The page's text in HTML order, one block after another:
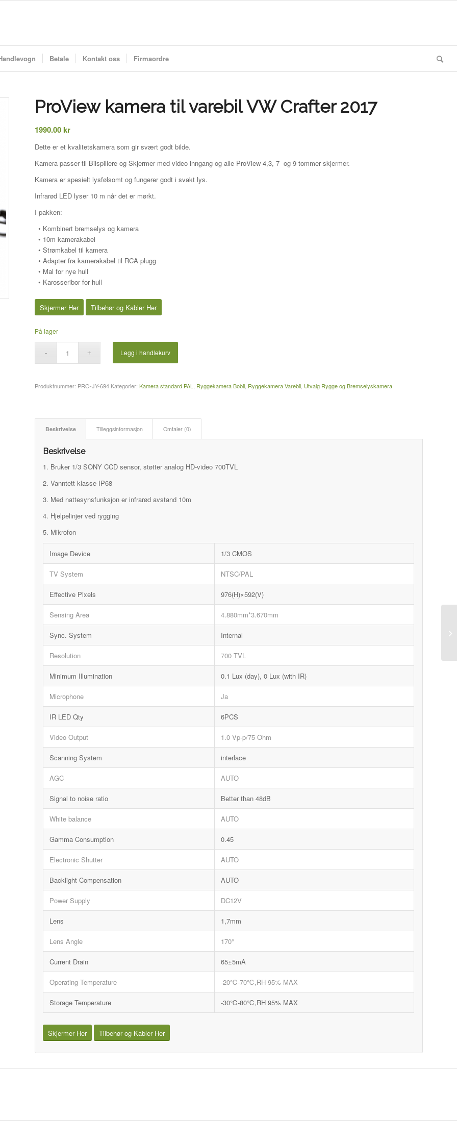
Betale Kontakt oss Firmaordre
ProView kamera til varebil VW Crafter 2017
1990.00kr
Dette er et kvalitetskamera som gir svært godt bilde.
Kamera passer til Bilspillere og Skjermer med video inngang og alle ProView 4,3, 7 og 9 tommer skjermer.
Kamera er spesielt lysfølsomt og fungerer godt i svakt lys.
Infrarød LED lyser 10 m når det er mørkt.
I pakken:
• Kombinert bremselys og kamera
• 10m kamerakabel
• Strømkabel til kamera
• Adapter fra kamerakabel til RCA plugg
• Mal for nye hull
• Karosseribor for hull
Skjermer Her Tilbehør og Kabler Her
På lager
Legg i handlekurv
Produktnummer: PRO-JY-694 Kategorier:Kamera standard PAL Ryggekamera Bobil Ryggekamera Varebil Utvalg Rygge og Bremselyskamera
Beskrivelse Tilleggsinformasjon Omtaler (0)
Beskrivelse
1. Bruker 1/3 SONY CCD sensor, støtter analog HD-video 700TVL
2. Vanntett klasse IP68
3. Med nattesynsfunksjon er infrarød avstand 10m
4. Hjelpelinjer ved rygging
5. Mikrofon
Image Device 1/3 CMOS
TV System NTSC/PAL
Effective Pixels 976(H)×592(V)
Sensing Area 4.880mm*3.670mm
Sync. System Internal
Resolution 700 TVL
Minimum Illumination 0.1 Lux (day), 0 Lux (with IR)
Microphone Ja
IR LED Qty 6PCS
Video Output 1.0 Vp-p/75 Ohm
Scanning System interlace
AGC AUTO
Signal to noise ratio Better than 48dB
White balance AUTO
Gamma Consumption 0.45
Electronic Shutter AUTO
Backlight Compensation AUTO
Power Supply DC12V
Lens 1,7mm
Lens Angle 170°
Current Drain 65±5mA
Operating Temperature -20℃-70℃,RH 95% MAX
Storage Temperature -30℃-80℃,RH 95% MAX
Skjermer Her Tilbehør og Kabler Her